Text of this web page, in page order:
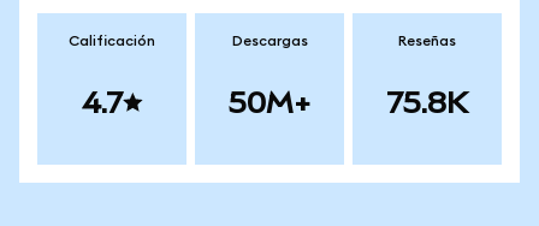
Calificación
4.7
Descargas
50M+
Reseñas
75.8K